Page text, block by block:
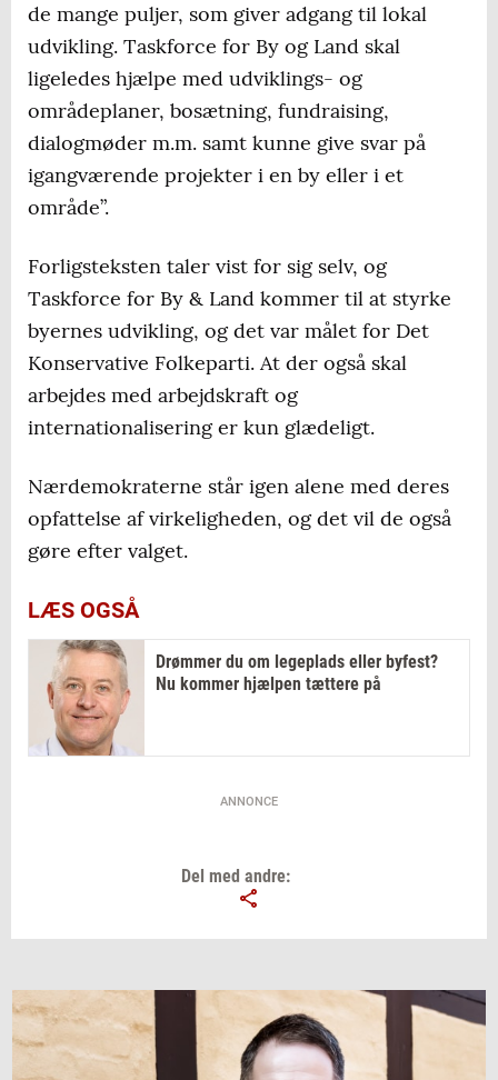
de mange puljer, som giver adgang til lokal
udvikling. Taskforce for By og Land skal
ligeledes hjælpe med udviklings- og
områdeplaner, bosætning, fundraising,
dialogmøder m.m. samt kunne give svar på
igangværende projekter i en by eller i et
område”.
Forligsteksten taler vist for sig selv, og
Taskforce for By & Land kommer til at styrke
byernes udvikling, og det var målet for Det
Konservative Folkeparti. At der også skal
arbejdes med arbejdskraft og
internationalisering er kun glædeligt.
Nærdemokraterne står igen alene med deres
opfattelse af virkeligheden, og det vil de også
gøre efter valget.
LÆS OGSÅ
Drømmer du om legeplads eller byfest?
Nu kommer hjælpen tættere på
ANNONCE
Del med andre: